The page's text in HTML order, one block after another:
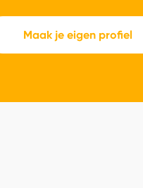
Maak je eigen profiel